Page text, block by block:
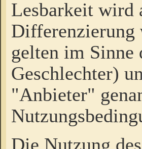
Lesbarkeit wird
Differenzierung
gelten im Sinne
Geschlechter)
"Anbieter"
Die Nutzung